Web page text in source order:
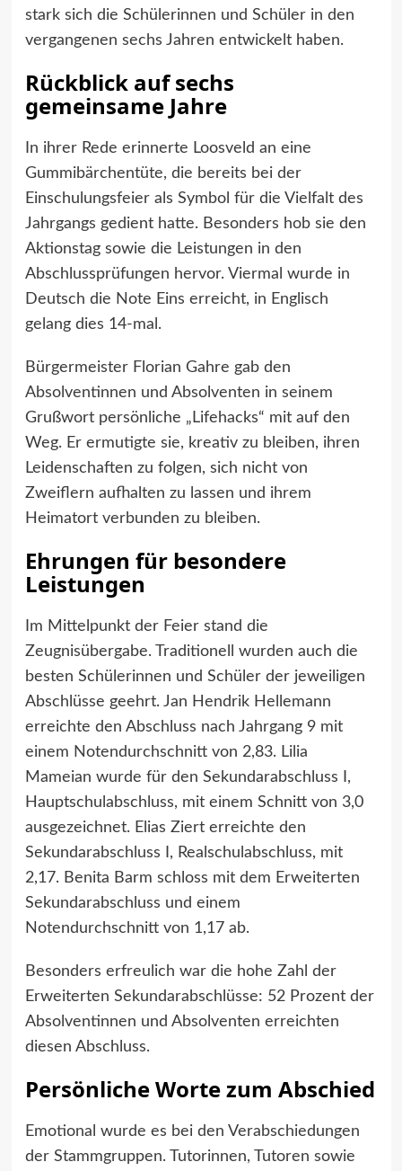
stark sich die Schülerinnen und Schüler in den
vergangenen sechs Jahren entwickelt haben.
Rückblick auf sechs
gemeinsame Jahre
In ihrer Rede erinnerte Loosveld an eine
Gummibärchentüte, die bereits bei der
Einschulungsfeier als Symbol für die Vielfalt des
Jahrgangs gedient hatte. Besonders hob sie den
Aktionstag sowie die Leistungen in den
Abschlussprüfungen hervor. Viermal wurde in
Deutsch die Note Eins erreicht, in Englisch
gelang dies 14-mal.
Bürgermeister Florian Gahre gab den
Absolventinnen und Absolventen in seinem
Grußwort persönliche „Lifehacks“ mit auf den
Weg. Er ermutigte sie, kreativ zu bleiben, ihren
Leidenschaften zu folgen, sich nicht von
Zweiflern aufhalten zu lassen und ihrem
Heimatort verbunden zu bleiben.
Ehrungen für besondere
Leistungen
Im Mittelpunkt der Feier stand die
Zeugnisübergabe. Traditionell wurden auch die
besten Schülerinnen und Schüler der jeweiligen
Abschlüsse geehrt. Jan Hendrik Hellemann
erreichte den Abschluss nach Jahrgang 9 mit
einem Notendurchschnitt von 2,83. Lilia
Mameian wurde für den Sekundarabschluss I,
Hauptschulabschluss, mit einem Schnitt von 3,0
ausgezeichnet. Elias Ziert erreichte den
Sekundarabschluss I, Realschulabschluss, mit
2,17. Benita Barm schloss mit dem Erweiterten
Sekundarabschluss und einem
Notendurchschnitt von 1,17 ab.
Besonders erfreulich war die hohe Zahl der
Erweiterten Sekundarabschlüsse: 52 Prozent der
Absolventinnen und Absolventen erreichten
diesen Abschluss.
Persönliche Worte zum Abschied
Emotional wurde es bei den Verabschiedungen
der Stammgruppen. Tutorinnen, Tutoren sowie